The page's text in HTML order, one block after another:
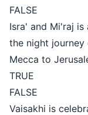
FALSE
Isra' and Mi'raj
the night journey
Mecca to
TRUE
FALSE
Vaisakhi is